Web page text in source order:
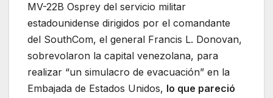
MV-22B Osprey del servicio militar
estadounidense dirigidos por el comandante
del SouthCom, el general Francis L. Donovan,
sobrevolaron la capital venezolana, para
realizar “un simulacro de evacuación” en la
Embajada de Estados Unidos, lo que pareció